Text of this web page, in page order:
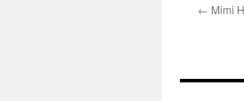
← Mimi